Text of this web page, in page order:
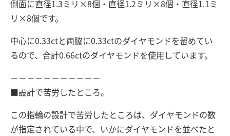
側面に直径1.3ミリ×8個・直径1.2ミリ×8個・直径1.1ミ
リ×8個です。
中心に0.33ctと両脇に0.33ctのダイヤモンドを留めてい
るので、合計0.66ctのダイヤモンドを使用しています。
－－－－－－－－－－－
■設計で苦労したところ。
この指輪の設計で苦労したところは、ダイヤモンドの数
が指定されている中で、いかにダイヤモンドを並べたと